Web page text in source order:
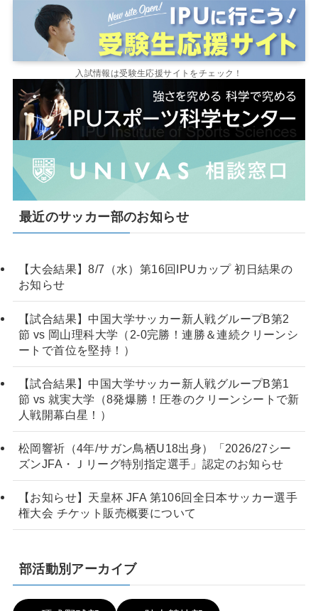
入試情報は受験生応援サイトをチェック！
最近のサッカー部のお知らせ
【大会結果】8/7（水）第16回IPUカップ 初日結果の
お知らせ
【試合結果】中国大学サッカー新人戦グループB第2
節 vs 岡山理科大学（2-0完勝！連勝＆連続クリーンシ
ートで首位を堅持！）
【試合結果】中国大学サッカー新人戦グループB第1
節 vs 就実大学（8発爆勝！圧巻のクリーンシートで新
人戦開幕白星！）
松岡響祈（4年/サガン鳥栖U18出身）「2026/27シー
ズンJFA・Ｊリーグ特別指定選手」認定のお知らせ
【お知らせ】天皇杯 JFA 第106回全日本サッカー選手
権大会 チケット販売概要について
部活動別アーカイブ